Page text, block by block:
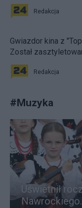
Redakcja
Gwiazdor kina z
Został
Redakcja
#Muzyka
Uświetnił